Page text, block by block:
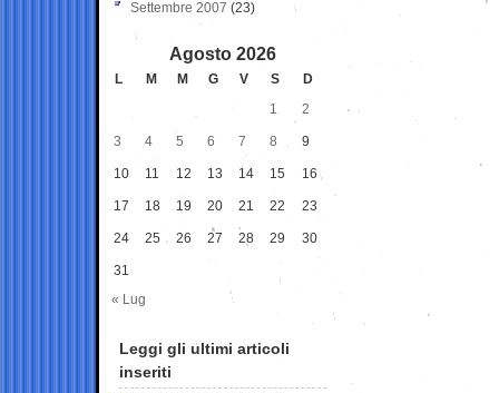
Settembre 2007 (23)
Agosto 2026
L M M G V S
D
1
2
3 4 5 6 7 8 9
10 11 12 13 14 15 16
17 18 19 20 21 22 23
24 25 26 27 28 29 30
31
« Lug
Leggi gli ultimi articoli
inseriti